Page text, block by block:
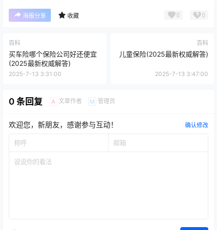
海报分享 收藏 0 0
百科
买车险哪个保险公司好还便宜
(2025最新权威解答)
2025-7-13 3:31:00
百科
儿童保险(2025最新权威解答)
2025-7-13 3:47:00
0 条回复 A 文章作者 M 管理员
欢迎您，新朋友，感谢参与互动！ 确认修改